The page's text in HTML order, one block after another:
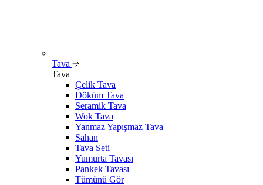
Tava
Tava
Çelik Tava
Döküm Tava
Seramik Tava
Wok Tava
Yanmaz Yapışmaz Tava
Sahan
Tava Seti
Yumurta Tavası
Pankek Tavası
Tümünü Gör